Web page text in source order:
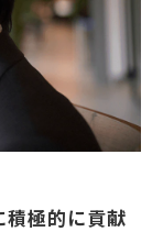
積極的に貢献